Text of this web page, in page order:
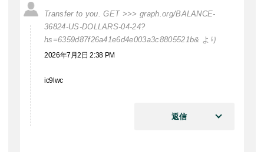
Transfer to you. GET >>> graph.org/BALANCE-
36824-US-DOLLARS-04-24?
hs=6359d87f26a41e6d4e003a3c8805521b& より
2026年7月2日 2:38 PM
ic9lwc
返信